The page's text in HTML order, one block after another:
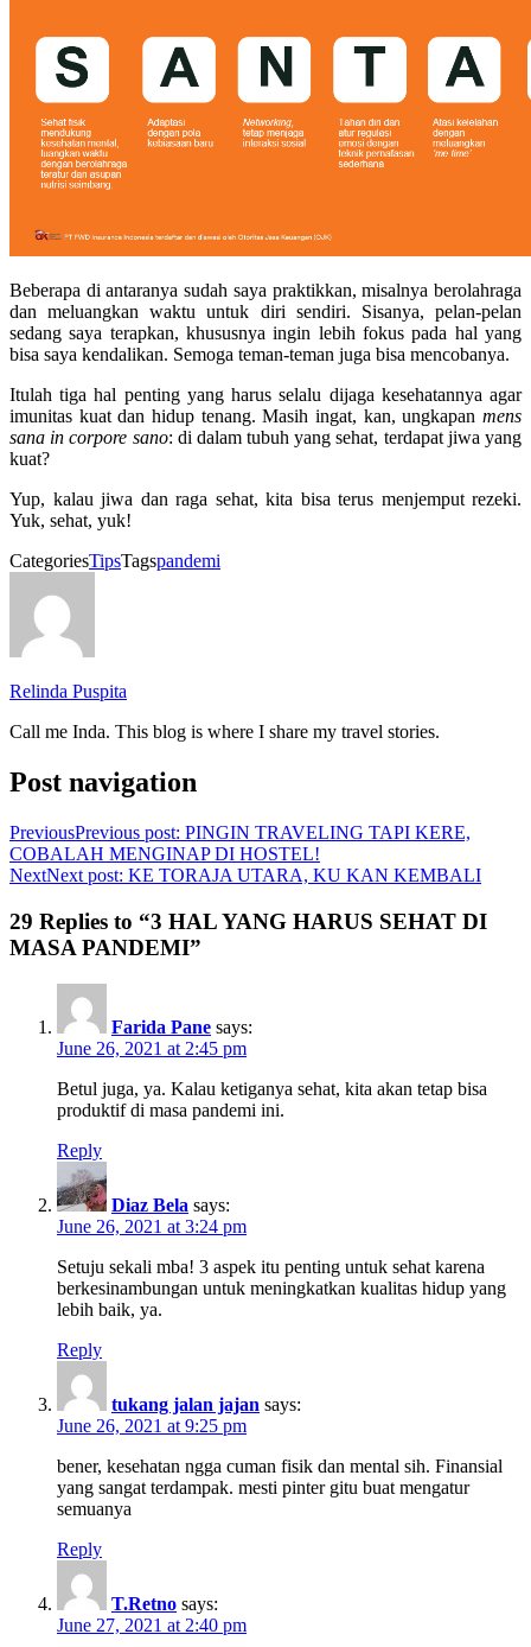
Beberapa di antaranya sudah saya praktikkan, misalnya berolahraga
dan meluangkan waktu untuk diri sendiri. Sisanya, pelan-pelan
sedang saya terapkan, khususnya ingin lebih fokus pada hal yang
bisa saya kendalikan. Semoga teman-teman juga bisa mencobanya.
Itulah tiga hal penting yang harus selalu dijaga kesehatannya agar
imunitas kuat dan hidup tenang. Masih ingat, kan, ungkapan mens
sana in corpore sano: di dalam tubuh yang sehat, terdapat jiwa yang
kuat?
Yup, kalau jiwa dan raga sehat, kita bisa terus menjemput rezeki.
Yuk, sehat, yuk!
CategoriesTipsTagspandemi
Relinda Puspita
Call me Inda. This blog is where I share my travel stories.
Post navigation
PreviousPrevious post: PINGIN TRAVELING TAPI KERE,
COBALAH MENGINAP DI HOSTEL!
NextNext post: KE TORAJA UTARA, KU KAN KEMBALI
29 Replies to “3 HAL YANG HARUS SEHAT DI
MASA PANDEMI”
Farida Pane says:
June 26, 2021 at 2:45 pm
Betul juga, ya. Kalau ketiganya sehat, kita akan tetap bisa
produktif di masa pandemi ini.
Reply
Diaz Bela says:
June 26, 2021 at 3:24 pm
Setuju sekali mba! 3 aspek itu penting untuk sehat karena
berkesinambungan untuk meningkatkan kualitas hidup yang
lebih baik, ya.
Reply
tukang jalan jajan says:
June 26, 2021 at 9:25 pm
bener, kesehatan ngga cuman fisik dan mental sih. Finansial
yang sangat terdampak. mesti pinter gitu buat mengatur
semuanya
Reply
T.Retno says:
June 27, 2021 at 2:40 pm